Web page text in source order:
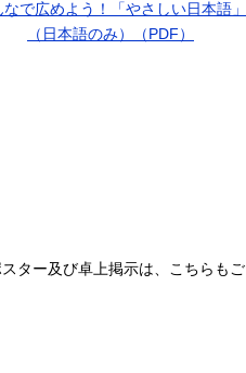
なで広めよう！「やさしい日本語」
（日本語のみ）（PDF）
ター及び卓上掲示は、こちらもご